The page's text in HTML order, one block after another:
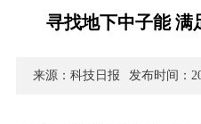
寻找地下中子能 满
来源：科技日报 发布时间：